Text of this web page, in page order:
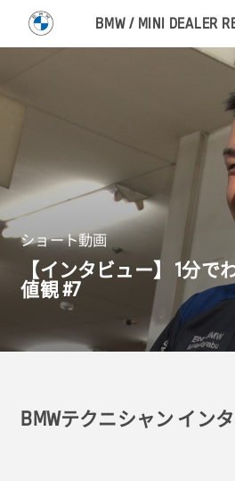
BMW / MINI DEALER
ショート動画
【インタビュー】1分で
値観 #7
BMWテクニシャン イン